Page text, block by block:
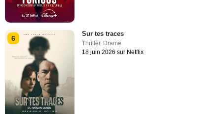
6
Sur tes traces
Thriller, Drame
18 juin 2026 sur Netflix